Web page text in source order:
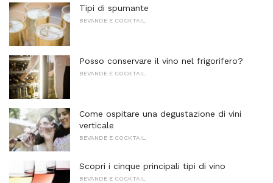
Tipi di spumante
BEVANDE E COCKTAIL
Posso conservare il vino nel frigorifero?
BEVANDE E COCKTAIL
Come ospitare una degustazione di vini
verticale
BEVANDE E COCKTAIL
Scopri i cinque principali tipi di vino
BEVANDE E COCKTAIL